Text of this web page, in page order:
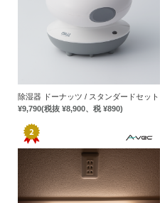
除湿器 ドーナッツ / スタンダードセット
¥9,790(税抜 ¥8,900、税 ¥890)